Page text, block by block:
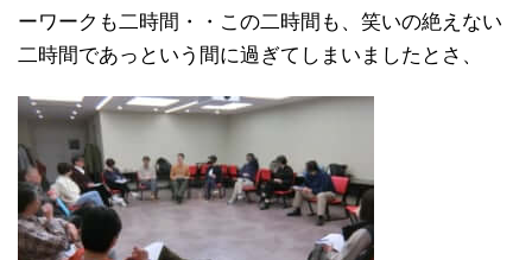
ーワークも二時間・・この二時間も、笑いの絶えない
二時間であっという間に過ぎてしまいましたとさ、